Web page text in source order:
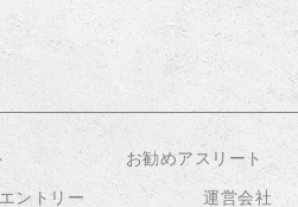
お勧めアスリート
ントリー 運営会社